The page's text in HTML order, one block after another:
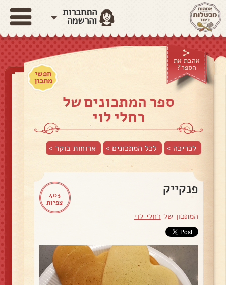
התחברות
והרשמה
אהבת את
הספר?
חפשי
מתכון
ספר המתכונים של
רחלי לוי
לכריכה > לכל המתכונים > ארוחות בוקר >
403
צפיות
פנקייק
המתכון של רחלי לוי